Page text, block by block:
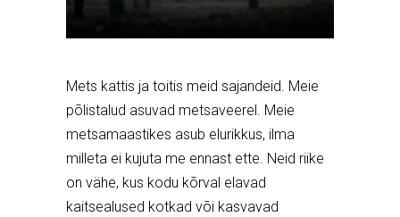
Mets kattis ja toitis meid sajandeid. Meie
põlistalud asuvad metsaveerel. Meie
metsamaastikes asub elurikkus, ilma
milleta ei kujuta me ennast ette. Neid riike
on vähe, kus kodu kõrval elavad
kaitsealused kotkad või kasvavad